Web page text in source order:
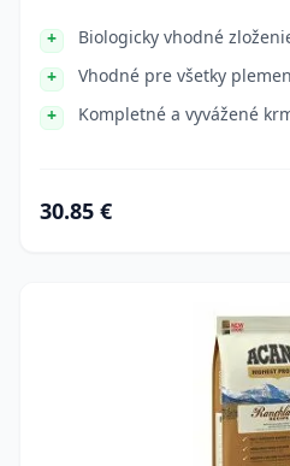
Biologicky vhodné
Vhodné pre všetky
Kompletné a vyvážené
30.85 €